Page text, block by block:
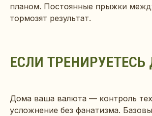
планом. Постоянные прыжки
тормозят результат.
ЕСЛИ
Дома ваша валюта — контроль
усложнение без фанатизма.